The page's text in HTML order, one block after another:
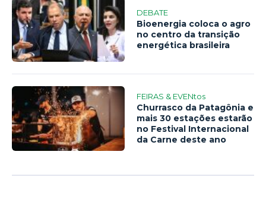
DEBATE
Bioenergia coloca o agro
no centro da transição
energética brasileira
FEIRAS & EVENtos
Churrasco da Patagônia e
mais 30 estações estarão
no Festival Internacional
da Carne deste ano